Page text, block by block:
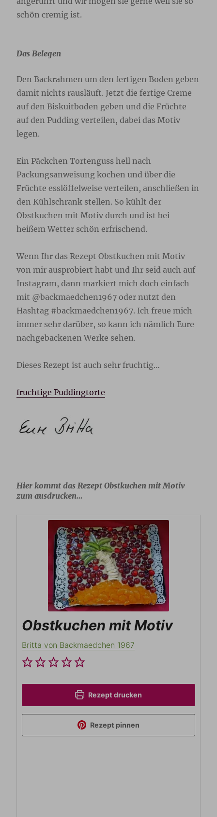
schön cremig ist.
Das Belegen
Den Backrahmen um den fertigen Boden geben
damit nichts rausläuft. Jetzt die fertige Creme
auf den Biskuitboden geben und die Früchte
auf den Pudding verteilen, dabei das Motiv
legen.
Ein Päckchen Tortenguss hell nach
Packungsanweisung kochen und über die
Früchte esslöffelweise verteilen, anschließen in
den Kühlschrank stellen. So kühlt der
Obstkuchen mit Motiv durch und ist bei
heißem Wetter schön erfrischend.
Wenn Ihr das Rezept Obstkuchen mit Motiv
von mir ausprobiert habt und Ihr seid auch auf
Instagram, dann markiert mich doch einfach
mit @backmaedchen1967 oder nutzt den
Hashtag #backmaedchen1967. Ich freue mich
immer sehr darüber, so kann ich nämlich Eure
nachgebackenen Werke sehen.
Dieses Rezept ist auch sehr fruchtig…
fruchtige Puddingtorte
Hier kommt das Rezept Obstkuchen mit Motiv
zum ausdrucken…
Obstkuchen mit Motiv
Britta von Backmaedchen 1967
Rezept drucken
Rezept pinnen